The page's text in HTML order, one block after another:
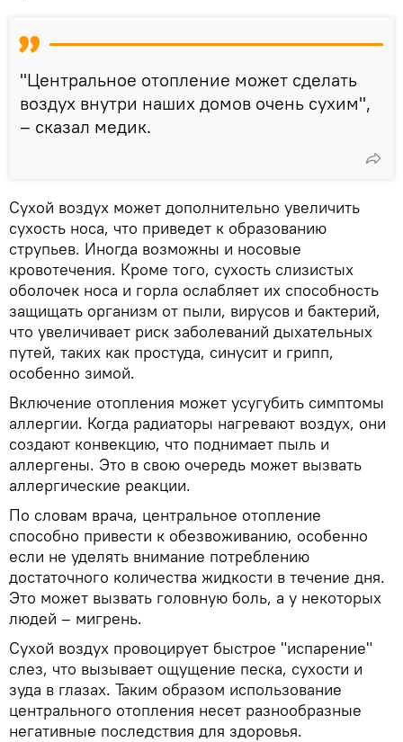
"Центральное отопление может сделать
воздух внутри наших домов очень сухим",
– сказал медик.
Сухой воздух может дополнительно увеличить
сухость носа, что приведет к образованию
струпьев. Иногда возможны и носовые
кровотечения. Кроме того, сухость слизистых
оболочек носа и горла ослабляет их способность
защищать организм от пыли, вирусов и бактерий,
что увеличивает риск заболеваний дыхательных
путей, таких как простуда, синусит и грипп,
особенно зимой.
Включение отопления может усугубить симптомы
аллергии. Когда радиаторы нагревают воздух, они
создают конвекцию, что поднимает пыль и
аллергены. Это в свою очередь может вызвать
аллергические реакции.
По словам врача, центральное отопление
способно привести к обезвоживанию, особенно
если не уделять внимание потреблению
достаточного количества жидкости в течение дня.
Это может вызвать головную боль, а у некоторых
людей – мигрень.
Сухой воздух провоцирует быстрое "испарение"
слез, что вызывает ощущение песка, сухости и
зуда в глазах. Таким образом использование
центрального отопления несет разнообразные
негативные последствия для здоровья.